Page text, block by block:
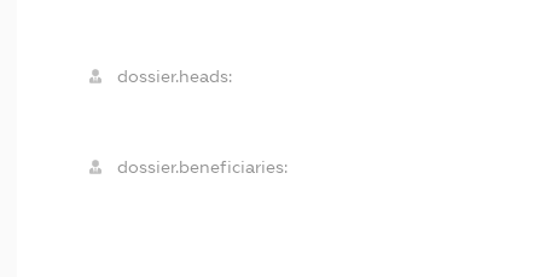
dossier.heads:
dossier.beneficiaries: